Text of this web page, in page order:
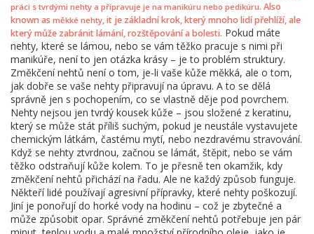
práci s tvrdými nehty a připravuje je na manikúru nebo pedikúru. Also
known as měkké nehty, it je základní krok, který mnoho lidí přehlíží, ale
který může zabránit lámání, rozštěpování a bolesti. Pokud máte
nehty, které se lámou, nebo se vám těžko pracuje s nimi při
manikúře, není to jen otázka krásy – je to problém struktury.
Změkčení nehtů není o tom, je-li vaše kůže měkká, ale o tom,
jak dobře se vaše nehty připravují na úpravu. A to se dělá
správně jen s pochopením, co se vlastně děje pod povrchem.
Nehty nejsou jen tvrdý kousek kůže – jsou složené z keratinu,
který se může stát příliš suchým, pokud je neustále vystavujete
chemickým látkám, častému mytí, nebo nezdravému stravování.
Když se nehty ztvrdnou, začnou se lámát, štěpit, nebo se vám
těžko odstraňují kůže kolem. To je přesně ten okamžik, kdy
změkčení nehtů přichází na řadu. Ale ne každý způsob funguje.
Někteří lidé používají agresivní přípravky, které nehty poškozují.
Jiní je ponořují do horké vody na hodinu – což je zbytečné a
může způsobit opar. Správné změkčení nehtů potřebuje jen pár